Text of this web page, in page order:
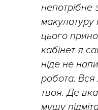
непотрібне
макулатуру
цього
кабінет я
ніде не
робота.
твоя. Де
мушу